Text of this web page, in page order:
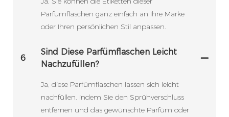
Parfümflaschen ganz einfach an Ihre Marke
oder Ihren persönlichen Stil anpassen.
6
Sind Diese Parfümflaschen Leicht
Nachzufüllen?
Ja, diese Parfümflaschen lassen sich leicht
nachfüllen, indem Sie den Sprühverschluss
entfernen und das gewünschte Parfüm oder